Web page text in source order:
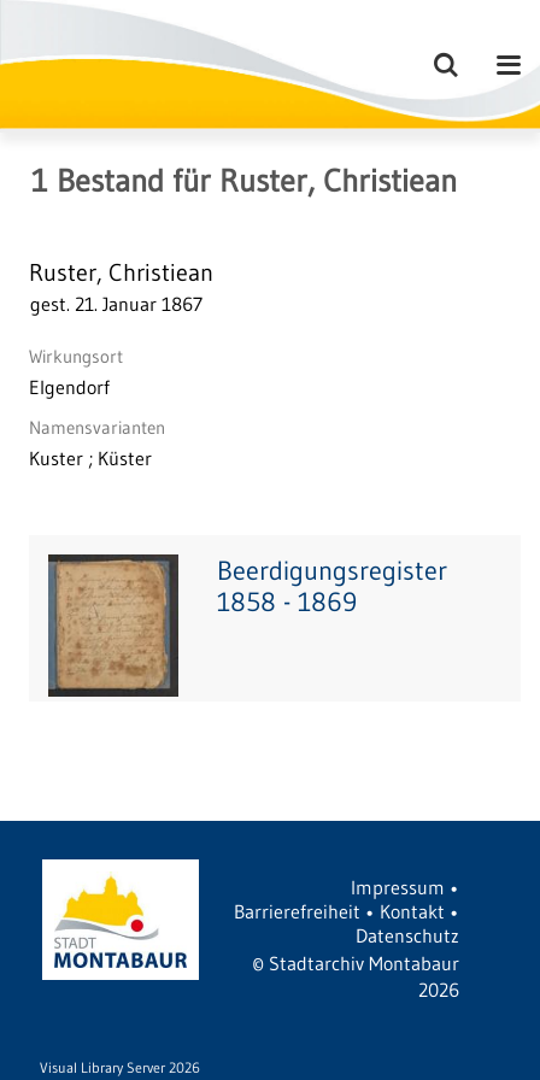
1 Bestand für Ruster, Christiean
Ruster, Christiean
gest. 21. Januar 1867
Wirkungsort
Elgendorf
Namensvarianten
Kuster ; Küster
Beerdigungsregister
1858 - 1869
Impressum •
Barrierefreiheit • Kontakt •
Datenschutz
© Stadtarchiv Montabaur
2026
Visual Library Server 2026